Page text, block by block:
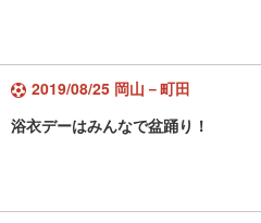
2019/08/25 岡山－町田
浴衣デーはみんなで盆踊り！